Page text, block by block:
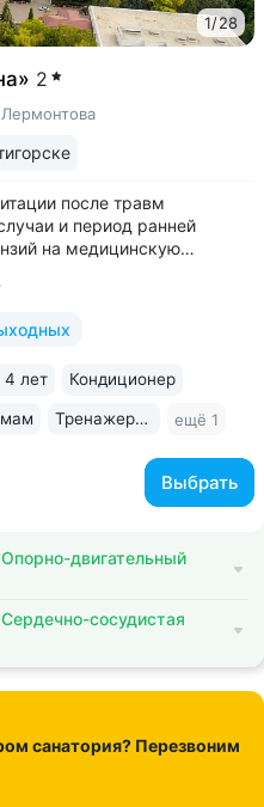
1/28
2
после травм
и период ранней
на медицинскую
в номерах,
Выбрать
4 лет Кондиционер
Тренажерный зал ещё 1
двигательный
сосудистая
санатория? Перезвоним